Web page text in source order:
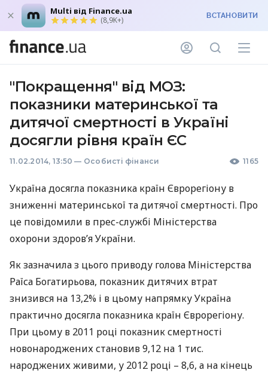
Multi від Finance.ua
(8,9K+) ВСТАНОВИТИ
"Покращення" від МОЗ:
показники материнської та
дитячої смертності в Україні
досягли рівня країн ЄС
11.02.2014, 13:50 — Особисті фінанси 1165
Україна досягла показника країн Єврорегіону в
зниженні материнської та дитячої смертності. Про
це повідомили в прес-службі Міністерства
охорони здоров’я України.
Як зазначила з цього приводу голова Міністерства
Раїса Богатирьова, показник дитячих втрат
знизився на 13,2% і в цьому напрямку Україна
практично досягла показника країн Єврорегіону.
При цьому в 2011 році показник смертності
новонароджених становив 9,12 на 1 тис.
народжених живими, у 2012 році – 8,6, а на кінець